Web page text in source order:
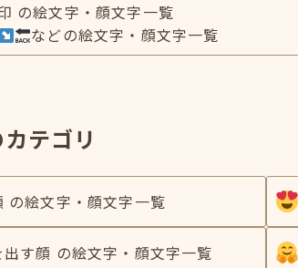
の絵文字・顔文字一覧
などの絵文字・顔文字一覧
テゴリ
の絵文字・顔文字一覧
す顔 の絵文字・顔文字一覧